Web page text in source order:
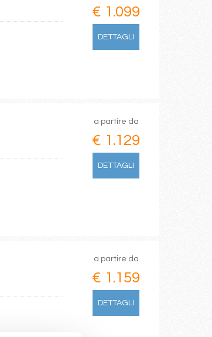
€ 1.099
DETTAGLI
a partire da
€ 1.129
DETTAGLI
a partire da
€ 1.159
DETTAGLI